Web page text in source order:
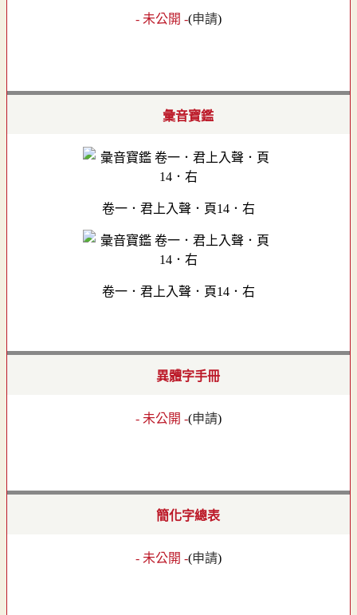
- 未公開 -(申請)
彙音寶鑑
卷一．君上入聲．頁14．右
卷一．君上入聲．頁14．右
異體字手冊
- 未公開 -(申請)
簡化字總表
- 未公開 -(申請)